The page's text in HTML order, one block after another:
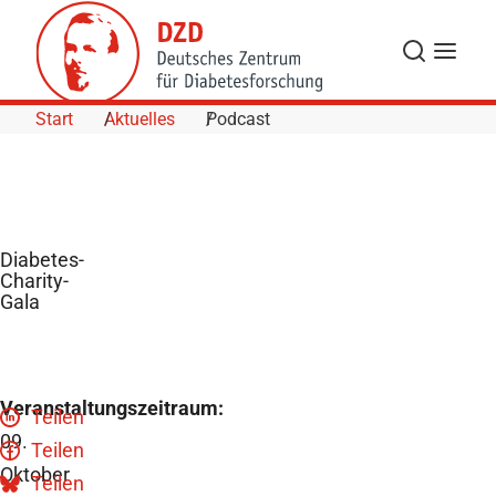
Skip to Content
Suche
Start Aktuelles Podcast
Diabetes-
Charity-
Gala
Veranstaltungszeitraum:
09.
Oktober
Teilen
Teilen
Teilen